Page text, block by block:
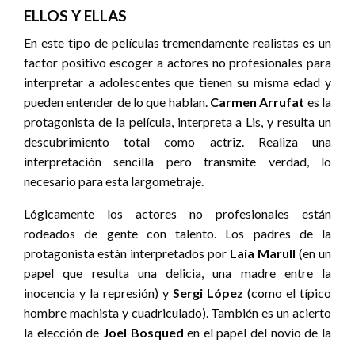
ELLOS Y ELLAS
En este tipo de películas tremendamente realistas es un
factor positivo escoger a actores no profesionales para
interpretar a adolescentes que tienen su misma edad y
pueden entender de lo que hablan. Carmen Arrufat es la
protagonista de la película, interpreta a Lis, y resulta un
descubrimiento total como actriz. Realiza una
interpretación sencilla pero transmite verdad, lo
necesario para esta largometraje.
Lógicamente los actores no profesionales están
rodeados de gente con talento. Los padres de la
protagonista están interpretados por Laia Marull (en un
papel que resulta una delicia, una madre entre la
inocencia y la represión) y Sergi López (como el típico
hombre machista y cuadriculado). También es un acierto
la elección de Joel Bosqued en el papel del novio de la